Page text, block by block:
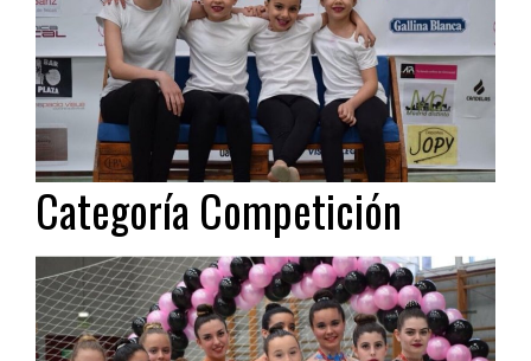
Categoría Competición